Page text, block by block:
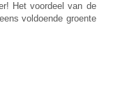
Het voordeel van de
voldoende groente